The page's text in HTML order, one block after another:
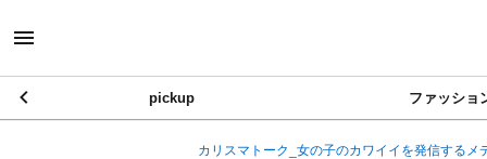
pickup ファッショ
カリスマトーク_女の子のカワイイを発信するメ